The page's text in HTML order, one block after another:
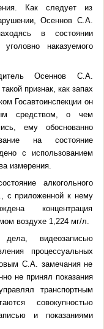
Как следует из
Осеннов С.А.
в состоянии
наказуемого
Осеннов С.А.
признак, как запах
Госавтоинспекции он
средством, о чем
ему обоснованно
на состояние
с использованием
измерения.
алкогольного
с приложенной к нему
концентрация
воздухе 1,224 мг/л.
дела, видеозаписью
процессуальных
С.А. замечания не
не принял показания
транспортным
совокупностью
и показаниями